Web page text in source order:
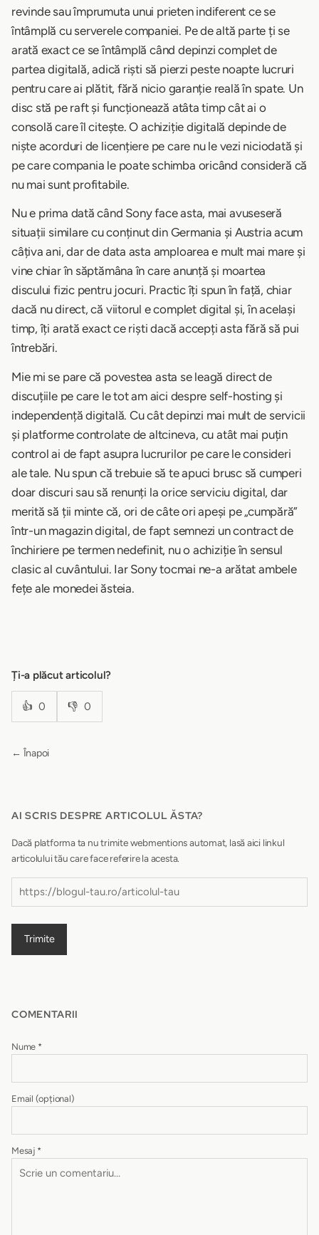
revinde sau împrumuta unui prieten indiferent ce se
întâmplă cu serverele companiei. Pe de altă parte ți se
arată exact ce se întâmplă când depinzi complet de
partea digitală, adică riști să pierzi peste noapte lucruri
pentru care ai plătit, fără nicio garanție reală în spate. Un
disc stă pe raft și funcționează atâta timp cât ai o
consolă care îl citește. O achiziție digitală depinde de
niște acorduri de licențiere pe care nu le vezi niciodată și
pe care compania le poate schimba oricând consideră că
nu mai sunt profitabile.
Nu e prima dată când Sony face asta, mai avuseseră
situații similare cu conținut din Germania și Austria acum
câțiva ani, dar de data asta amploarea e mult mai mare și
vine chiar în săptămâna în care anunță și moartea
discului fizic pentru jocuri. Practic îți spun în față, chiar
dacă nu direct, că viitorul e complet digital și, în același
timp, îți arată exact ce riști dacă accepți asta fără să pui
întrebări.
Mie mi se pare că povestea asta se leagă direct de
discuțiile pe care le tot am aici despre self-hosting și
independență digitală. Cu cât depinzi mai mult de servicii
și platforme controlate de altcineva, cu atât mai puțin
control ai de fapt asupra lucrurilor pe care le consideri
ale tale. Nu spun că trebuie să te apuci brusc să cumperi
doar discuri sau să renunți la orice serviciu digital, dar
merită să ții minte că, ori de câte ori apeși pe „cumpără”
într-un magazin digital, de fapt semnezi un contract de
închiriere pe termen nedefinit, nu o achiziție în sensul
clasic al cuvântului. Iar Sony tocmai ne-a arătat ambele
fețe ale monedei ăsteia.
Ți-a plăcut articolul?
👍 0 👎 0
← Înapoi
AI SCRIS DESPRE ARTICOLUL ĂSTA?
Dacă platforma ta nu trimite webmentions automat, lasă aici linkul
articolului tău care face referire la acesta.
Trimite
COMENTARII
Nume *
Email (opțional)
Mesaj *